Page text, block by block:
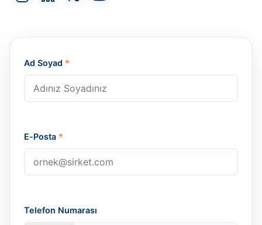
Ad Soyad *
E-Posta *
Telefon Numarası